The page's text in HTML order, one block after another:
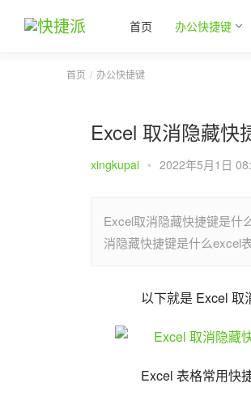
首页 办公快捷键
首页 办公快捷键
Excel 取消隐藏快
xingkupai • 2022年5月1日
Excel取消隐藏快捷键是什
消隐藏快捷键是什么excel
以下就是 Excel 取
Excel 表格常用快